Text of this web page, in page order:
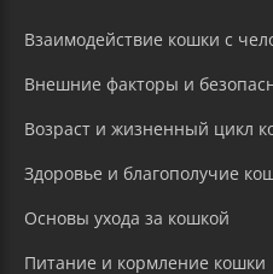
Взаимодействие кошки с
Внешние факторы и
Возраст и жизненный цикл
Здоровье и благополучие
Основы ухода за кошкой
Питание и кормление кошки